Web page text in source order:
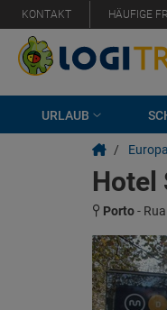
KONTAKT HÄUFIGE
URLAUB
/ Europa
Hotel
Porto-